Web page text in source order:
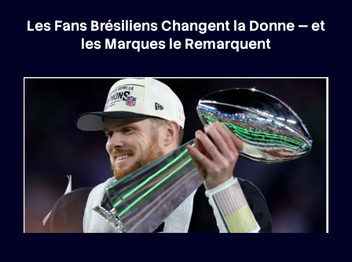
Les Fans Brésiliens Changent la Donne — et
les Marques le Remarquent